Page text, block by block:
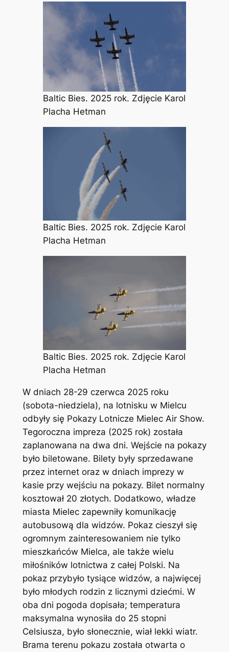
Baltic Bies. 2025 rok. Zdjęcie Karol
Placha Hetman
Baltic Bies. 2025 rok. Zdjęcie Karol
Placha Hetman
Baltic Bies. 2025 rok. Zdjęcie Karol
Placha Hetman
W dniach 28-29 czerwca 2025 roku
(sobota-niedziela), na lotnisku w Mielcu
odbyły się Pokazy Lotnicze Mielec Air Show.
Tegoroczna impreza (2025 rok) została
zaplanowana na dwa dni. Wejście na pokazy
było biletowane. Bilety były sprzedawane
przez internet oraz w dniach imprezy w
kasie przy wejściu na pokazy. Bilet normalny
kosztował 20 złotych. Dodatkowo, władze
miasta Mielec zapewniły komunikację
autobusową dla widzów. Pokaz cieszył się
ogromnym zainteresowaniem nie tylko
mieszkańców Mielca, ale także wielu
miłośników lotnictwa z całej Polski. Na
pokaz przybyło tysiące widzów, a najwięcej
było młodych rodzin z licznymi dziećmi. W
oba dni pogoda dopisała; temperatura
maksymalna wynosiła do 25 stopni
Celsiusza, było słonecznie, wiał lekki wiatr.
Brama terenu pokazu została otwarta o